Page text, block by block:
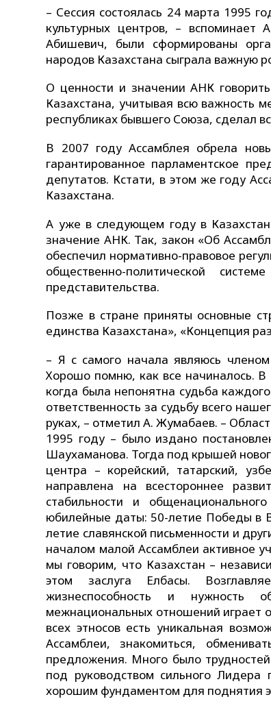
– Сессия состоялась 24 марта 1995
культурных центров, –
Абишевич, были сформированы
народов Казахстана сыграла важную
О ценности и значении АНК
Казахстана, учитывая всю важность
республиках бывшего Союза, сделал
В 2007 году Ассамблея обрела
гарантированное парламентское
депутатов. Кстати, в этом же году
Казахстана.
А уже в следующем году в
значение АНК. Так, закон «Об
обеспечил нормативно-правовое
общественно-политической
представительства.
Позже в стране приняты основные
единства Казахстана», «Концепция
– Я с самого начала являюсь
Хорошо помню, как все начиналось.
когда была непонятна судьба
ответственность за судьбу всего
руках, – отметил А. Жумабаев. –
1995 году – было издано
Шаухаманова. Тогда под крышей
центра – корейский, татарский,
направлена на всестороннее
стабильности и
юбилейные даты: 50-летие Победы в
летие славянской письменности и
началом малой Ассамблеи активное
мы говорим, что Казахстан –
этом заслуга Елбасы.
жизнеспособность и нужность
межнациональных отношений играет
всех этносов есть уникальная
Ассамблеи, знакомиться,
предложения. Много было
под руководством сильного Лидера
хорошим фундаментом для поднятия